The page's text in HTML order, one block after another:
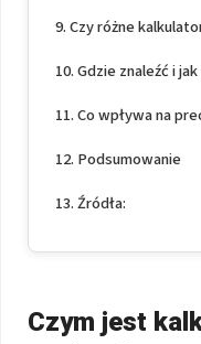
Czy różne
Gdzie znaleźć i
Co wpływa na
Podsumowanie
Źródła:
Czym jest